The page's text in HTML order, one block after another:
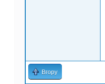
Вгору